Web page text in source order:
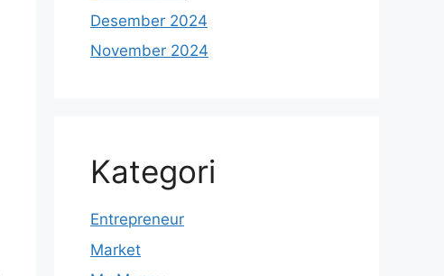
Desember 2024
November 2024
Kategori
Entrepreneur
Market